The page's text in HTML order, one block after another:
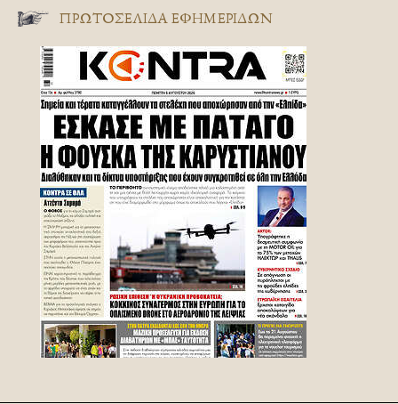
ΠΡΩΤΟΣΈΛΙΔΑ ΕΦΗΜΕΡΊΔΩΝ